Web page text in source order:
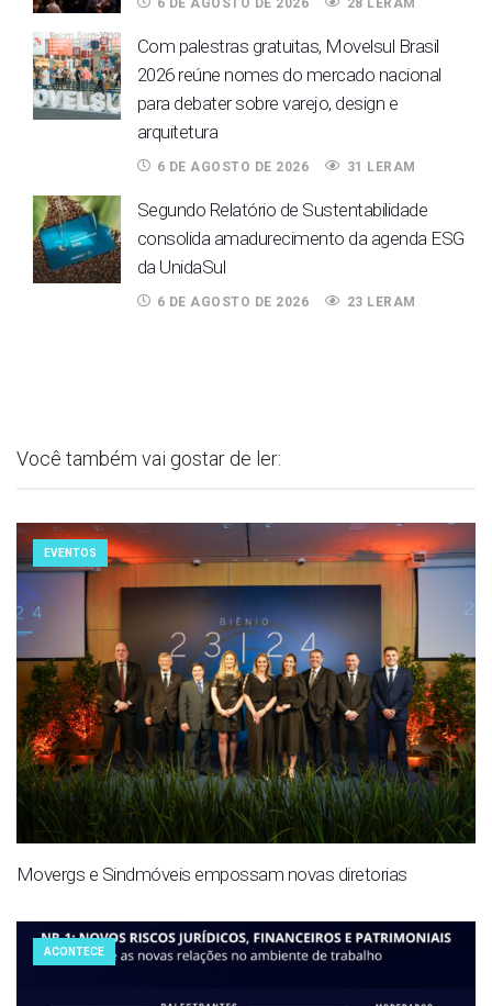
Com palestras gratuitas, Movelsul Brasil
2026 reúne nomes do mercado nacional
para debater sobre varejo, design e
arquitetura
6 DE AGOSTO DE 2026 31 LERAM
Segundo Relatório de Sustentabilidade
consolida amadurecimento da agenda ESG
da UnidaSul
6 DE AGOSTO DE 2026 23 LERAM
Você também vai gostar de ler:
EVENTOS
Movergs e Sindmóveis empossam novas diretorias
ACONTECE